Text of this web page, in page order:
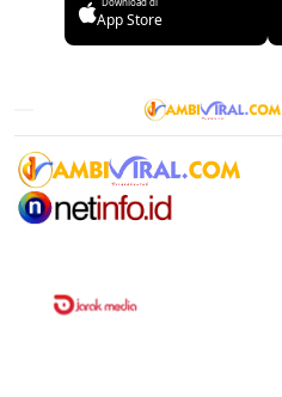
App Store